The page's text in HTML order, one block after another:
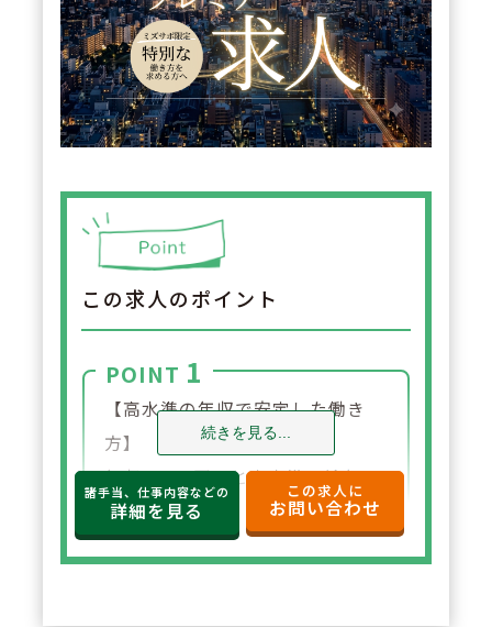
この求人のポイント
POINT 1
【高水準の年収で安定した働き
方】
年収650万円～と高水準の給与設
定。年俸制で収入の見通しも立て
やすく、選択した都道府県内で安
続きを見る...
諸手当、仕事内容などの
詳細を見る
この求人に
お問い合わせ